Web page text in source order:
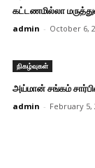
கட்டணமில்லா
admin - October 6,
நிகழ்வுகள்
அய்மான் சங்கம்
admin - February 5,